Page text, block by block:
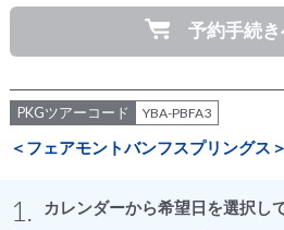
予約手続
PKGツアーコード YBA-PBFA3
＜フェアモントバンフスプリングス＞
1. カレンダーから希望日を選択し